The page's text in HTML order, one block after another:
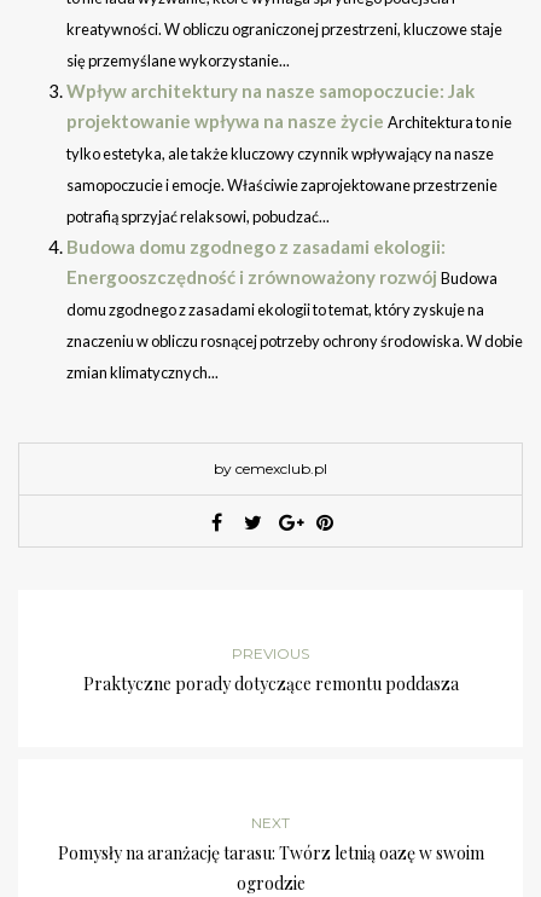
kreatywności. W obliczu ograniczonej przestrzeni, kluczowe staje
się przemyślane wykorzystanie...
Wpływ architektury na nasze samopoczucie: Jak
projektowanie wpływa na nasze życie Architektura to nie
tylko estetyka, ale także kluczowy czynnik wpływający na nasze
samopoczucie i emocje. Właściwie zaprojektowane przestrzenie
potrafią sprzyjać relaksowi, pobudzać...
Budowa domu zgodnego z zasadami ekologii:
Energooszczędność i zrównoważony rozwój Budowa
domu zgodnego z zasadami ekologii to temat, który zyskuje na
znaczeniu w obliczu rosnącej potrzeby ochrony środowiska. W dobie
zmian klimatycznych...
by cemexclub.pl
PREVIOUS
Praktyczne porady dotyczące remontu poddasza
NEXT
Pomysły na aranżację tarasu: Twórz letnią oazę w swoim
ogrodzie